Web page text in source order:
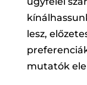
lesz,
mutatók